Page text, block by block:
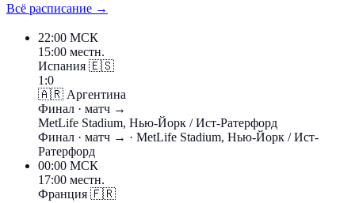
Всё расписание →
22:00 МСК
15:00 местн.
Испания 🇪🇸
1:0
🇦🇷 Аргентина
Финал · матч →
MetLife Stadium, Нью-Йорк / Ист-Ратерфорд
Финал · матч → · MetLife Stadium, Нью-Йорк / Ист-
Ратерфорд
00:00 МСК
17:00 местн.
Франция 🇫🇷